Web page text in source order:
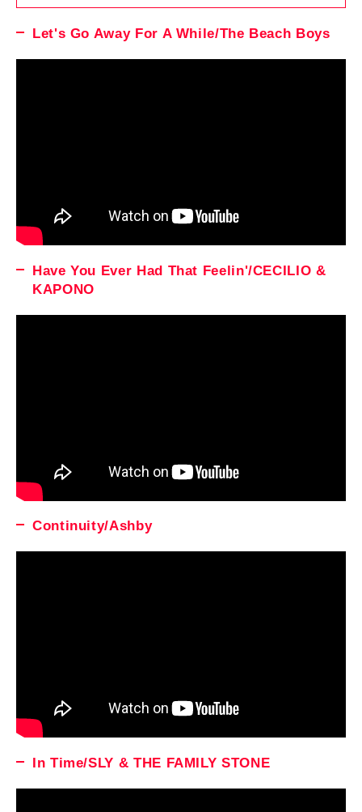
Let's Go Away For A While/The Beach Boys
Have You Ever Had That Feelin'/CECILIO &
KAPONO
Continuity/Ashby
In Time/SLY & THE FAMILY STONE